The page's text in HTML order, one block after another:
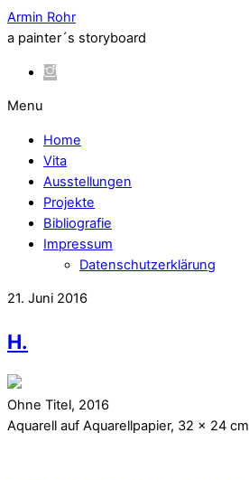
Armin Rohr
a painter´s storyboard
Menu
Home
Vita
Ausstellungen
Projekte
Bibliografie
Impressum
Datenschutzerklärung
21. Juni 2016
H.
Ohne Titel, 2016
Aquarell auf Aquarellpapier, 32 x 24 cm